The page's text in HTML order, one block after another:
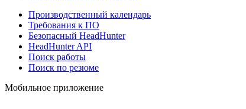
Производственный календарь
Требования к ПО
Безопасный HeadHunter
HeadHunter API
Поиск работы
Поиск по резюме
Мобильное приложение